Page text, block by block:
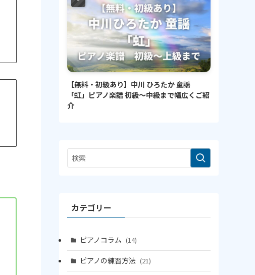
【無料・初級あり】中川 ひろたか 童謡
「虹」ピアノ楽譜 初級〜中級まで幅広くご紹
介
カテゴリー
ピアノコラム (14)
ピアノの練習方法 (21)